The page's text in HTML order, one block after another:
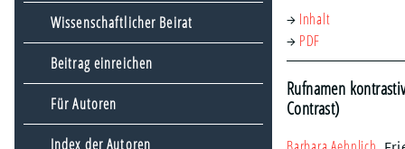
Wissenschaftlicher Beirat
Beitrag einreichen
Für Autoren
Index der Autoren
→ Inhalt
→ PDF
Rufnamen
Contrast)